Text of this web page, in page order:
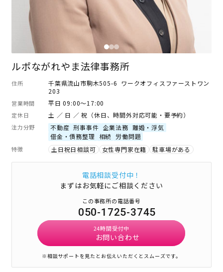
ルポながれやま法律事務所
住所
千葉県流山市駒木505-6 ワークオフィスファーストワン
203
営業時間 平日 09:00～17:00
定休日 土 ／ 日 ／ 祝（休日、時間外対応可能・要予約）
注力分野 不動産 刑事事件 企業法務 離婚・浮気
借金・債務整理
相続 労働問題
特徴 土日祝日相談可 女性専門家在籍 駐車場がある
電話相談受付中！
まずはお気軽にご相談ください
この事務所の電話番号
050-1725-3745
24時間受付中
お問い合わせ
※相談サポートを見たとお伝えいただくとスムーズです。